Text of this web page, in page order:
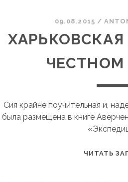
09.08.2015 /
ЧЕСТНОМ
Сия крайне поучительная и,
была размещена в книге
ЧИТАТЬ